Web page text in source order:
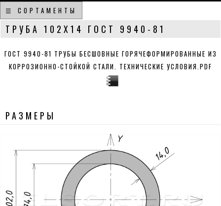
☰ СОРТАМЕНТЫ
ТРУБА 102Х14 ГОСТ 9940-81
ГОСТ 9940-81 ТРУБЫ БЕСШОВНЫЕ ГОРЯЧЕФОРМИРОВАННЫЕ ИЗ
КОРРОЗИОННО-СТОЙКОЙ СТАЛИ. ТЕХНИЧЕСКИЕ УСЛОВИЯ.PDF
РАЗМЕРЫ